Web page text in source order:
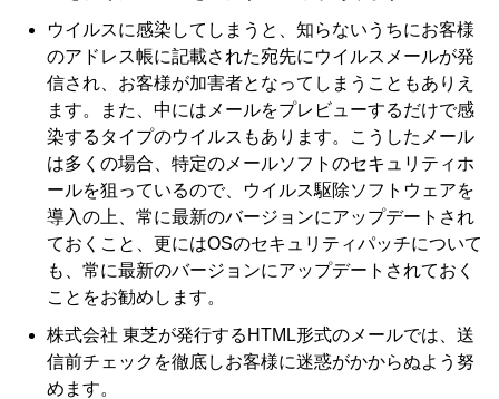
ウイルスに感染してしまうと、知らないうちにお客様
のアドレス帳に記載された宛先にウイルスメールが発
信され、お客様が加害者となってしまうこともありえ
ます。また、中にはメールをプレビューするだけで感
染するタイプのウイルスもあります。こうしたメール
は多くの場合、特定のメールソフトのセキュリティホ
ールを狙っているので、ウイルス駆除ソフトウェアを
導入の上、常に最新のバージョンにアップデートされ
ておくこと、更にはOSのセキュリティパッチについて
も、常に最新のバージョンにアップデートされておく
ことをお勧めします。
株式会社 東芝が発行するHTML形式のメールでは、送
信前チェックを徹底しお客様に迷惑がかからぬよう努
めます。